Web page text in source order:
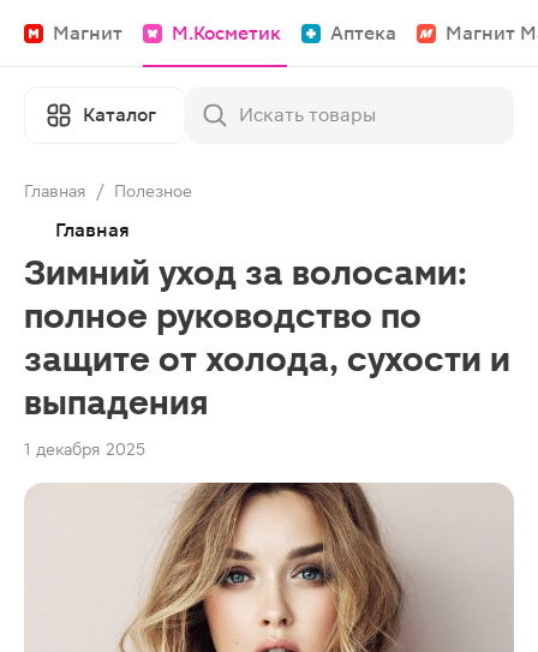
Магнит М.Косметик Аптека Магнит
Каталог
Главная / Полезное
Главная
Зимний уход за волосами:
полное руководство по
защите от холода, сухости и
выпадения
1 декабря 2025